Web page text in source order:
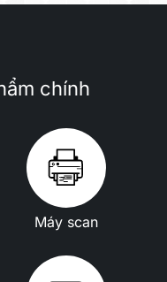
chính
Máy scan